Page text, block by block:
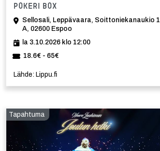
Pokeri Box
Sellosali, Leppävaara, Soittoniekanaukio 1
A, 02600 Espoo
la 3.10.2026 klo 12:00
18.6€ - 65€
Lähde: Lippu.fi
Tapahtuma